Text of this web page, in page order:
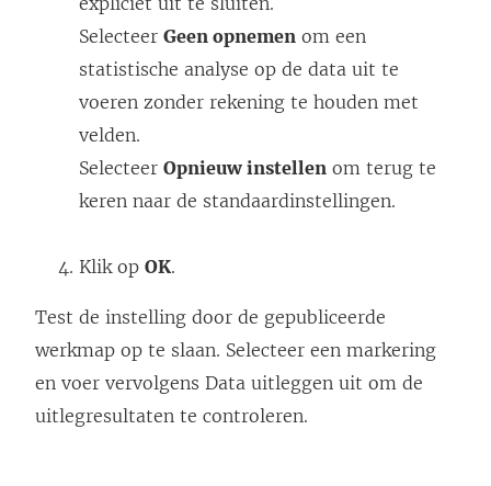
Selecteer Geen opnemen om een
statistische analyse op de data uit te
voeren zonder rekening te houden met
velden.
Selecteer Opnieuw instellen om terug te
keren naar de standaardinstellingen.
Klik op OK.
Test de instelling door de gepubliceerde
werkmap op te slaan. Selecteer een markering
en voer vervolgens Data uitleggen uit om de
uitlegresultaten te controleren.